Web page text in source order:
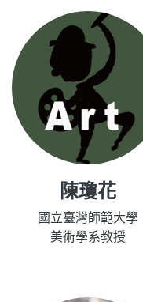
陳瓊花
國立臺灣師範大學
美術學系教授